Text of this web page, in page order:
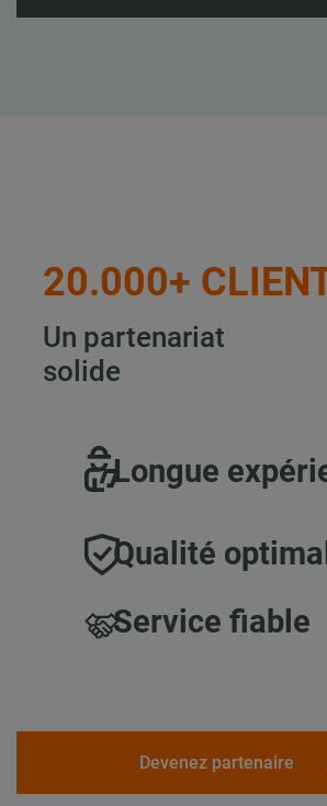
20.000+
Un partenariat
solide
Longue
Qualité
Service fiable
Devenez partenaire